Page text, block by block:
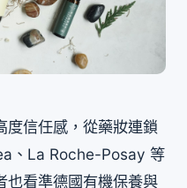
度信任感，從藥妝連鎖
、La Roche-Posay 等
也看準德國有機保養與